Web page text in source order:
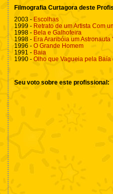
Filmografia Curtagora deste
2003 - Escolhas
1999 - Retrato de um Artista Com
1998 - Bela e Galhofeira
1998 - Era Araribóia um Astronauta
1996 - O Grande Homem
1991 - Baia
1990 - Olho que Vagueia pela Baía
Seu voto sobre este profissional: